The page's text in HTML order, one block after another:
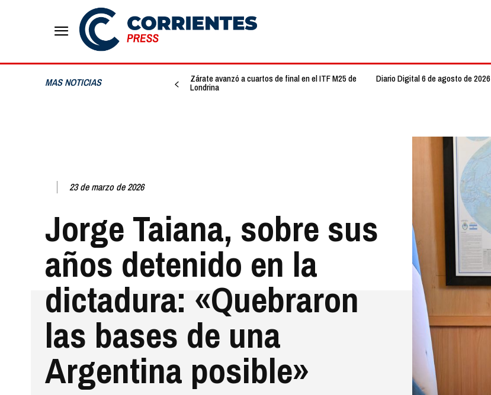
MAS NOTICIAS Zárate avanzó a cuartos de final en el ITF M25 de
Londrina
Diario Digital 6 de agosto de 2026
23 de marzo de 2026
Jorge Taiana, sobre sus
años detenido en la
dictadura: «Quebraron
las bases de una
Argentina posible»